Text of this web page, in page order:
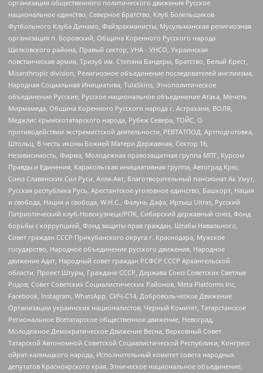
организация общественного политического движения Русское
национальное единство, Северное Братство, Клуб Болельщиков
Футбольного Клуба Динамо, Файзрахманисты, Мусульманская религиозная
организация п. Боровский, Община Коренного Русского народа
Щелковского района, Правый сектор, УНА - УНСО, Украинская
повстанческая армия, Тризуб им. Степана Бандеры, Братство, Белый Крест,
Misanthropic division, Религиозное объединение последователей инглиизма,
Народная Социальная Инициатива, TulaSkins, Этнополитическое
объединение Русские, Русское национальное объединение Атака, Мечеть
Мирмамеда, Община Коренного Русского народа г. Астрахани, ВОЛЯ,
Меджлис крымскотатарского народа, Рубеж Севера, ТОЙС, О
противодействии экстремистской деятельности, РЕВТАТПОД, Артподготовка,
Штольц, В честь иконы Божией Матери Державная, Сектор 16,
Независимость, Фирма, Молодежная правозащитная группа МПГ, Курсом
Правды и Единения, Каракольская инициативная группа, Автоград Крю,
Союз Славянских Сил Руси, Алля-Аят, Благотворительный пансионат Ак Умут,
Русская республика Русь, Арестантское уголовное единство, Башкорт, Нация
и свобода, Нация и свобода, W.H.С., Фалунь Дафа, Иртыш Ultras, Русский
Патриотический клуб-Новокузнецк/РПК, Сибирский державный союз, Фонд
борьбы с коррупцией, Фонд защиты прав граждан, Штабы Навального,
Совет граждан СССР Прикубанского округа г. Краснодара, Мужское
государство, Народное объединение русского движения, Народное
движение Адат, Народный совет граждан РСФСР СССР Архангельской
области, Проект Штурм, Граждане СССР, Держава Союз Советских Светлых
Родов, Совет Советских Социалистических Районов, Meta Platforms Inc,
Facebook, Instagram, WhatsApp, СИЧ-С14, Добровольческое Движение
Организации украинских националистов, Черный Комитет, Татарстанское
Региональное Всетатарское общественное движение, Невоград,
Молодежное Демократическое Движение Весна, Верховный Совет
Татарской Автономной Советской Социалистической Республики, Конгресс
ойрат-калмыцкого народа, Исполнительный комитет совета народных
депутатов Красноярского края, Этническое национальное объединение,